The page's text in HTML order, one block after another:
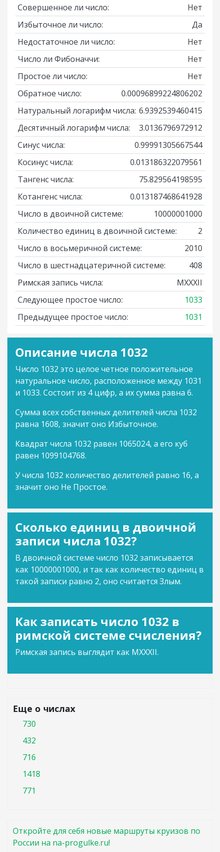
Совершенное ли число:
Нет
Избыточное ли число:
Да
Недостаточное ли число:
Нет
Число ли Фибоначчи:
Нет
Простое ли число:
Нет
Обратное число:
0.00096899224806202
Натуральный логарифм числа: 6.9392539460415
Десятичный логарифм числа:
3.0136796972912
Синус числа:
0.99991305667544
Косинус числа:
0.013186322079561
Тангенс числа:
75.829564198595
Котангенс числа:
0.013187468641928
Число в двоичной системе:
10000001000
Количество единиц в двоичной системе:
2
Число в восьмеричной системе:
2010
Число в шестнадцатеричной системе:
408
Римская запись числа:
MXXXII
Следующее простое число:
1033
Предыдущее простое число:
1031
Описание числа 1032
Число 1032 это целое четное положительное
натуральное число, расположенное между 1031
и 1033. Состоит из 4 цифр, а их сумма равна 6.
Сумма всех собственных делителей числа 1032
равна 1608, значит оно Избыточное.
Квадрат числа 1032 равен 1065024, а его куб
равен 1099104768.
У числа 1032 количество делителей равно 16, а
значит оно Не Простое.
Сколько единиц в двоичной
записи числа 1032?
В двоичной системе число 1032 записывается
как 10000001000, и так как количество единиц в
такой записи равно 2, оно считается Злым.
Как записать число 1032 в
римской системе счисления?
Римская запись выглядит как MXXXII.
Еще о числах
730
432
716
1418
771
Откройте для себя новые маршруты круизов по
России на na-progulke.ru!